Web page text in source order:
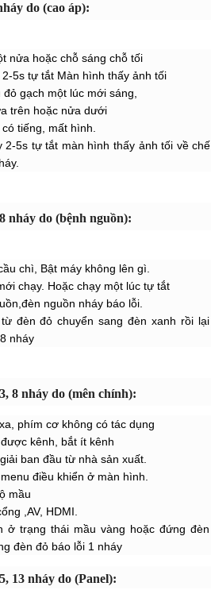
do (cao áp):
nửa hoặc chỗ sáng chỗ tối
5s tự tắt Màn hình thấy ảnh tối
gạch một lúc mới sáng,
trên hoặc nửa dưới
tiếng, mất hình.
2-5s tự tắt màn hình thấy ảnh tối về chế
nháy do (bệnh nguồn):
chì, Bật máy không lên gì.
chạy. Hoặc chạy một lúc tự tắt
nguồn nháy báo lỗi.
đèn đỏ chuyển sang đèn xanh rồi lại
nháy
8 nháy do (mên chính):
phím cơ không có tác dụng
kênh, bắt ít kênh
ban đầu từ nhà sản xuất.
điều khiển ở màn hình.
mầu
,AV, HDMI.
ở trạng thái mầu vàng hoặc đứng đèn
đèn đỏ báo lỗi 1 nháy
13 nháy do (Panel):